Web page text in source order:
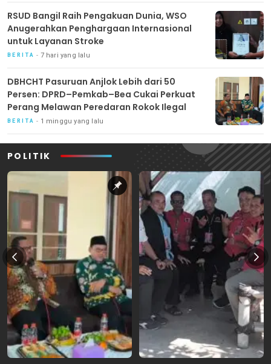
RSUD Bangil Raih Pengakuan Dunia, WSO
Anugerahkan Penghargaan Internasional
untuk Layanan Stroke
BERITA 7 hari yang lalu
DBHCHT Pasuruan Anjlok Lebih dari 50
Persen: DPRD–Pemkab–Bea Cukai Perkuat
Perang Melawan Peredaran Rokok Ilegal
BERITA 1 minggu yang lalu
POLITIK